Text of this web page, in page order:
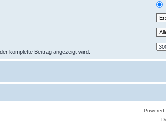
komplette Beitrag angezeigt wird.
Powered